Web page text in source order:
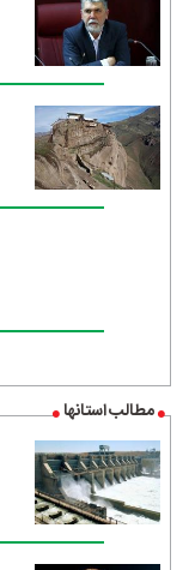
مطالب استانها